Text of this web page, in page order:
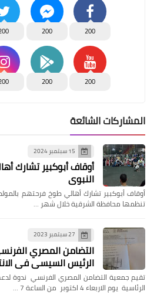
200
200
200
200
المشاركات الشائعة
15 سبتمبر 2024
أوقاف أبوكبير تشارك
النبوي
أوقاف أبوكبير تشارك أهالي طوخ فرحتهم
تنظمها محافظة الشرقية خلال شهر …
27 سبتمبر 2023
التضامن المصري
الرئيس السيسي فى
تقيم جمعية التضامن المصري الفرنسي ندوة
الرئاسية يوم الاربعاء 4 اكتوبر من الساعة 7 …